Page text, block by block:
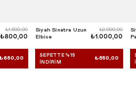
₺1.600,00
₺800,00
₺680,00
Siyah Sinatra Uzun
Elbise
₺2.000,00
₺1.000,00
SEPETTE %15
İNDIRIM
₺850,00